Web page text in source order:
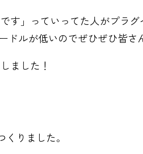
す」っていってた人がプラ
ルが低いのでぜひぜひ皆さ
ました！
りました。